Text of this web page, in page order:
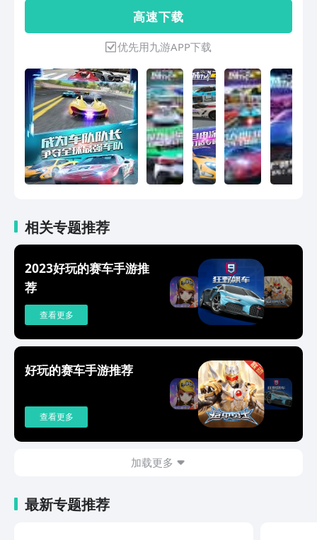
一款多人匹配赛车竞速免费游戏，只需轻
触屏幕，即可感受极速漂移的乐趣！漂
移！氮气喷射！夺得冠军！
高 速 下 载
优先用九游APP下载
相关专题推荐
2023好玩的赛车手游推
荐
查看更多
好玩的赛车手游推荐
查看更多
加载更多
最新专题推荐